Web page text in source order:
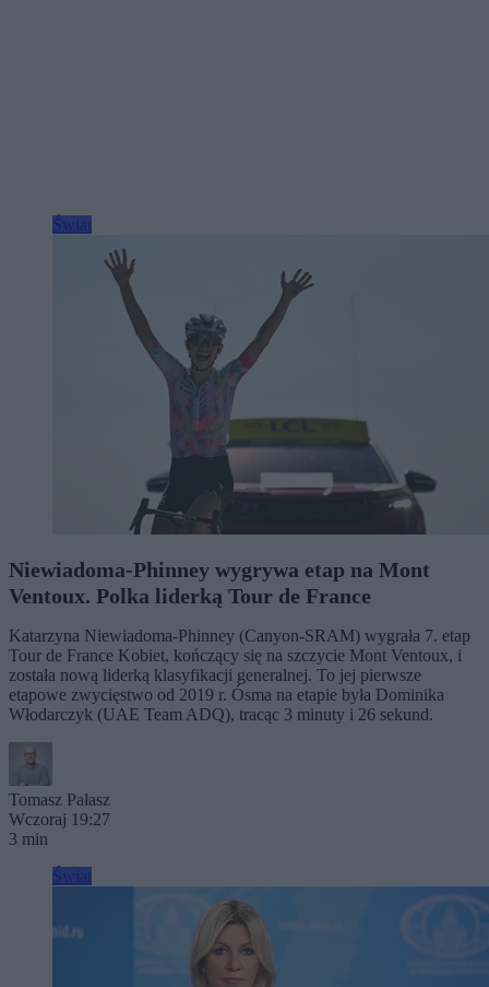
Niewiadoma-Phinney wygrywa etap na Mont
Ventoux. Polka liderką Tour de France
Katarzyna Niewiadoma-Phinney (Canyon-SRAM) wygrała 7. etap
Tour de France Kobiet, kończący się na szczycie Mont Ventoux, i
została nową liderką klasyfikacji generalnej. To jej pierwsze
etapowe zwycięstwo od 2019 r. Ósma na etapie była Dominika
Włodarczyk (UAE Team ADQ), tracąc 3 minuty i 26 sekund.
Tomasz Pałasz
Wczoraj 19:27
3 min